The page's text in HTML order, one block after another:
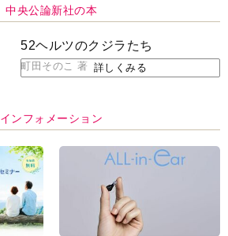
中央公論新社の本
52ヘルツのクジラたち
町田そのこ 著 詳しくみる
インフォメーション